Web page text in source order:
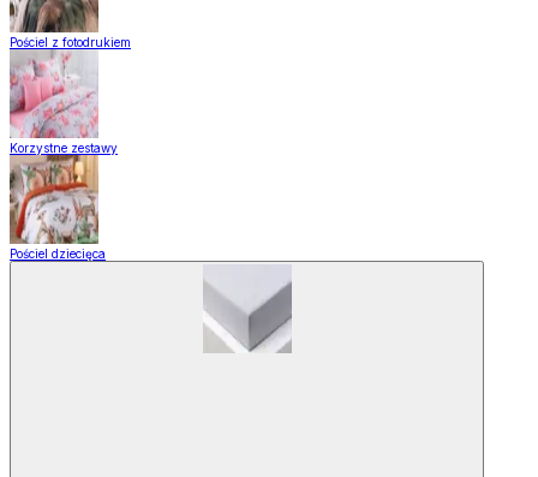
Pościel z fotodrukiem
Korzystne zestawy
Pościel dziecięca